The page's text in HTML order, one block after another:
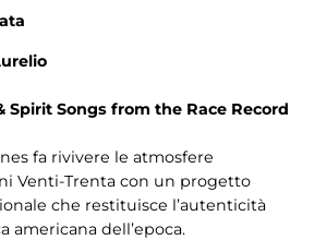
Spirit Songs from the Race Record
fa rivivere le atmosfere
Venti-Trenta con un progetto
che restituisce l’autenticità
americana dell’epoca.